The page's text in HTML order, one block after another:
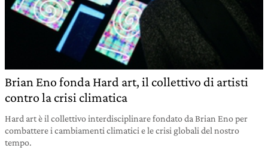
Brian Eno fonda Hard art, il collettivo di artisti
contro la crisi climatica
Hard art è il collettivo interdisciplinare fondato da Brian Eno per
combattere i cambiamenti climatici e le crisi globali del nostro
tempo.